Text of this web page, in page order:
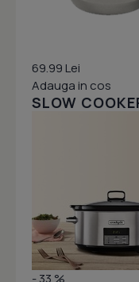
69.99 Lei
Adauga in cos
SLOW
- 33 %